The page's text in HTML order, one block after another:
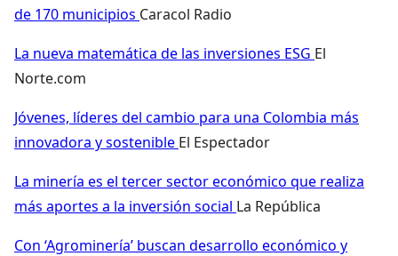
de 170 municipios Caracol Radio
La nueva matemática de las inversiones ESG El
Norte.com
Jóvenes, líderes del cambio para una Colombia más
innovadora y sostenible El Espectador
La minería es el tercer sector económico que realiza
más aportes a la inversión social La República
Con ‘Agrominería’ buscan desarrollo económico y